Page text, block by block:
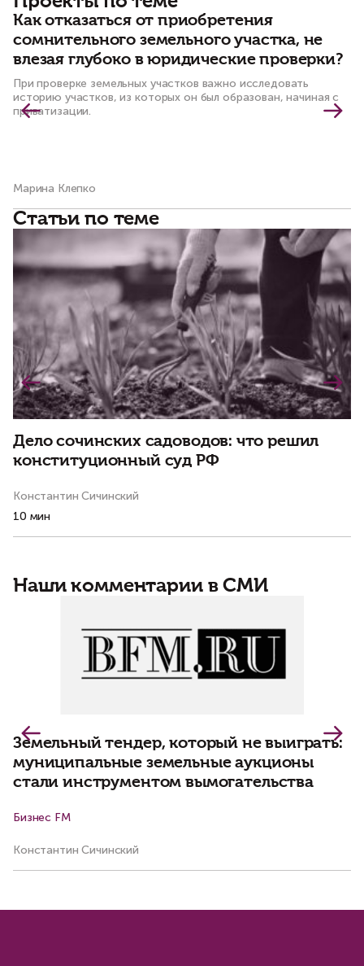
Как отказаться от приобретения
сомнительного земельного участка, не
влезая глубоко в юридические проверки?
При проверке земельных участков важно исследовать
историю участков, из которых он был образован, начиная с
приватизации.
Марина Клепко
Статьи по теме
Дело сочинских садоводов: что решил
конституционный суд РФ
Константин Сичинский
10 мин
Наши комментарии в СМИ
Земельный тендер, который не выиграть:
муниципальные земельные аукционы
стали инструментом вымогательства
Бизнес FM
Константин Сичинский